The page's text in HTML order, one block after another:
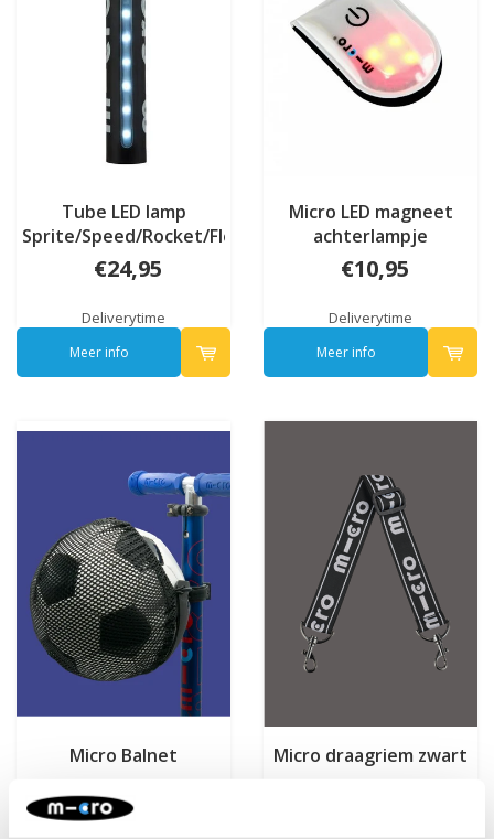
Tube LED lamp
Sprite/Speed/Rocket/Flex
€24,95
Deliverytime
Meer info
Micro LED magneet
achterlampje
€10,95
Deliverytime
Meer info
Micro Balnet
€12,95
Micro draagriem zwart